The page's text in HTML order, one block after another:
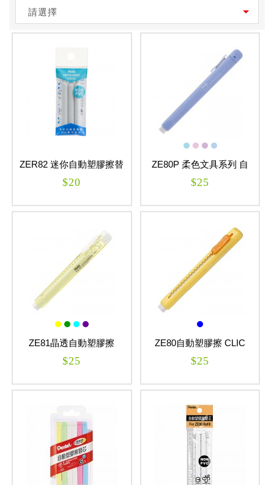
請選擇
ZER82 迷你自動塑膠擦替
芯-三支裝 HI-POLYMER
$20
ZE80P 柔色文具系列 自
動橡皮擦
$25
ZE81晶透自動塑膠擦
CLIC ERASER
$25
ZE80自動塑膠擦 CLIC
ERASER
$25